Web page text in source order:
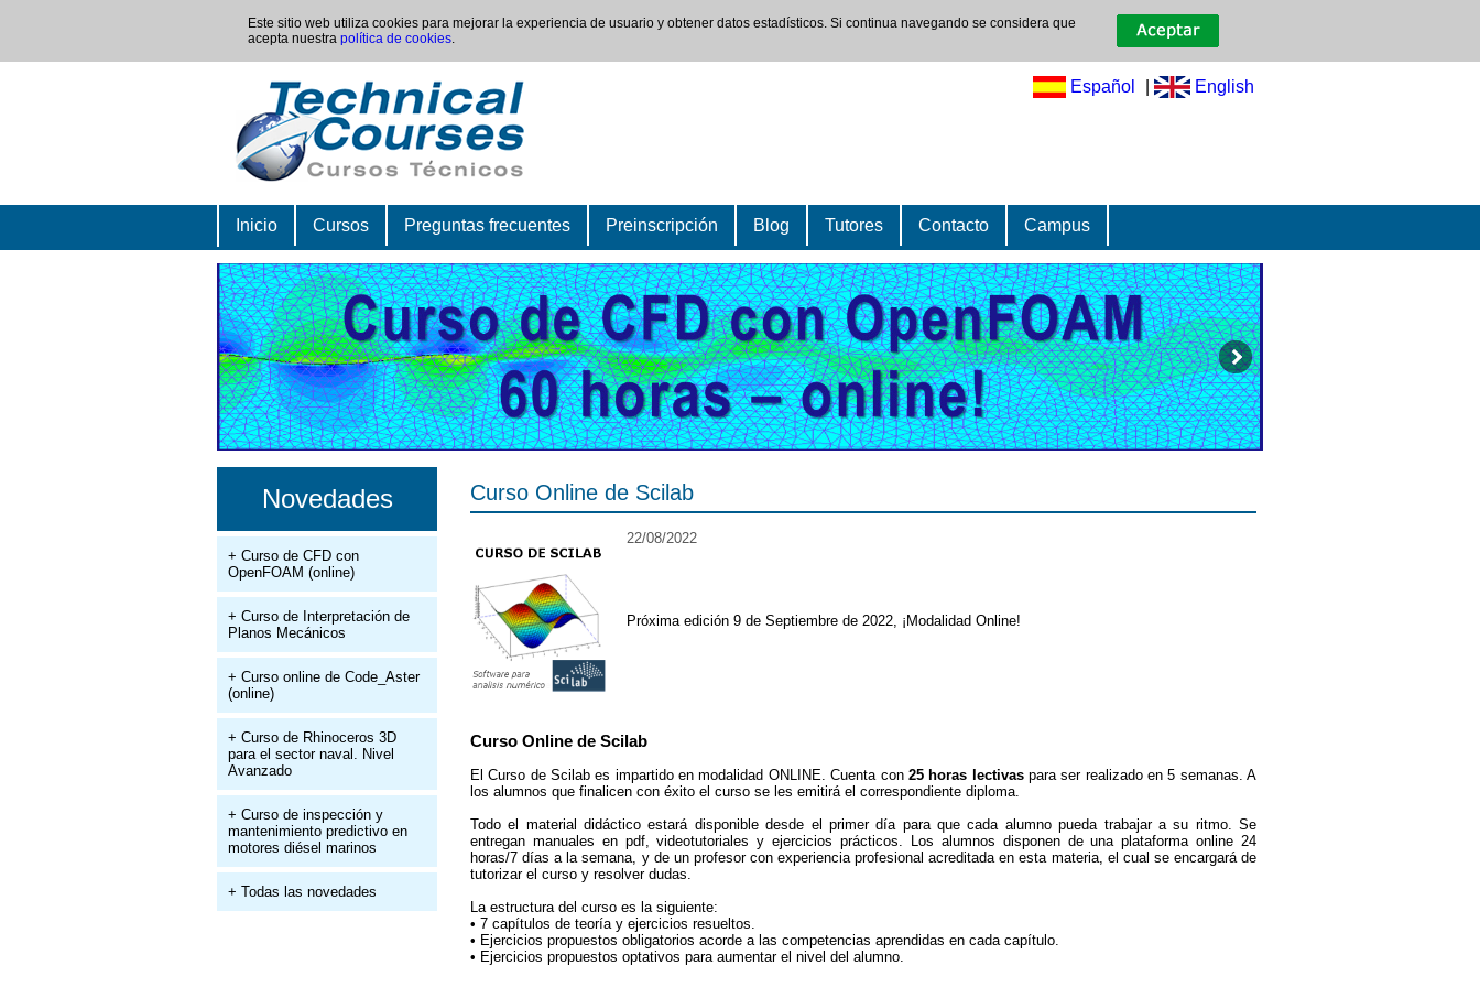
Este sitio web utiliza cookies para mejorar la experiencia de usuario y obtener datos estadísticos. Si continua navegando se considera que
acepta nuestra política de cookies.
Español English
Inicio Cursos Preguntas frecuentes Preinscripción Blog Tutores Contacto Campus
Novedades
+ Curso de CFD con
OpenFOAM (online)
+ Curso de Interpretación de
Planos Mecánicos
+ Curso online de Code_Aster
(online)
+ Curso de Rhinoceros 3D
para el sector naval. Nivel
Avanzado
+ Curso de inspección y
mantenimiento predictivo en
motores diésel marinos
+ Todas las novedades
Curso Online de Scilab
22/08/2022
Próxima edición 9 de Septiembre de 2022, ¡Modalidad Online!
Curso Online de Scilab
El Curso de Scilab es impartido en modalidad ONLINE. Cuenta con 25 horas lectivaspara ser realizado en 5 semanas. A
los alumnos que finalicen con éxito el curso se les emitirá el correspondiente diploma.
Todo el material didáctico estará disponible desde el primer día para que cada alumno pueda trabajar a su ritmo. Se
entregan manuales en pdf, videotutoriales y ejercicios prácticos. Los alumnos disponen de una plataforma online 24
horas/7 días a la semana, y de un profesor con experiencia profesional acreditada en esta materia, el cual se encargará de
tutorizar el curso y resolver dudas.
La estructura del curso es la siguiente:
• 7 capítulos de teoría y ejercicios resueltos.
• Ejercicios propuestos obligatorios acorde a las competencias aprendidas en cada capítulo.
• Ejercicios propuestos optativos para aumentar el nivel del alumno.